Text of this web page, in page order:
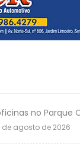
no Parque
de agosto de 2026